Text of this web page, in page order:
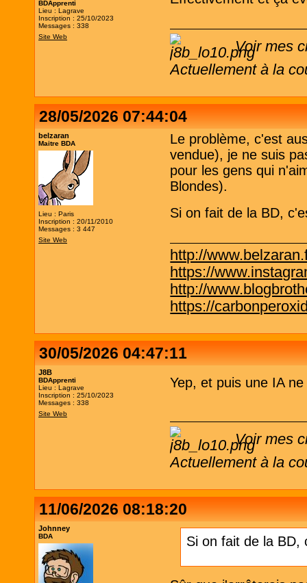
BDApprenti
Lieu : Lagrave
Inscription : 25/10/2023
Messages : 338
Site Web
Voir mes
Actuellement à la
28/05/2026 07:44:04
belzaran
Maitre BDA
Lieu : Paris
Inscription : 20/11/2010
Messages : 3 447
Site Web
Le problème, c'est
vendue), je ne suis
pour les gens qui
Blondes).
Si on fait de la BD,
http://
https://
http://
https://
30/05/2026 04:47:11
J8B
BDApprenti
Lieu : Lagrave
Inscription : 25/10/2023
Messages : 338
Site Web
Yep, et puis une IA
Voir mes
Actuellement à la
11/06/2026 08:18:20
Johnney
BDA Si on fait de la BD,